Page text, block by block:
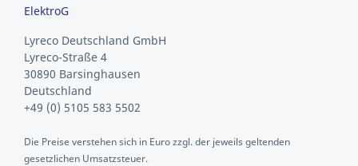
ElektroG
Lyreco Deutschland GmbH
Lyreco-Straße 4
30890 Barsinghausen
Deutschland
+49 (0) 5105 583 5502
Die Preise verstehen sich in Euro zzgl. der jeweils geltenden
gesetzlichen Umsatzsteuer.